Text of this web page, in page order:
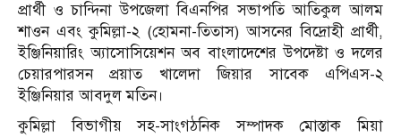
প্রার্থী ও চান্দিনা উপজেলা বিএনপির সভাপতি আতিকুল আলম
শাওন এবং কুমিল্লা-২ (হোমনা-তিতাস) আসনের বিদ্রোহী প্রার্থী,
ইঞ্জিনিয়ারিং অ্যাসোসিয়েশন অব বাংলাদেশের উপদেষ্টা ও দলের
চেয়ারপারসন প্রয়াত খালেদা জিয়ার সাবেক এপিএস-২
ইঞ্জিনিয়ার আবদুল মতিন।
কুমিল্লা বিভাগীয় সহ-সাংগঠনিক সম্পাদক মোস্তাক মিয়া